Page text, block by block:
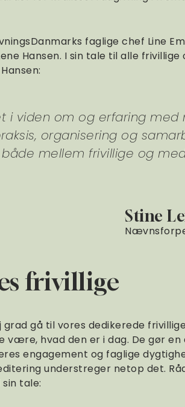
faglige chef Line
Hansen. I sin tale til alle frivillige
viden om og erfaring med
organisering og
mellem frivillige og
Stine
frivillige
gå til vores dedikerede
hvad den er i dag. De gør
engagement og faglige
understreger netop det.
tale: